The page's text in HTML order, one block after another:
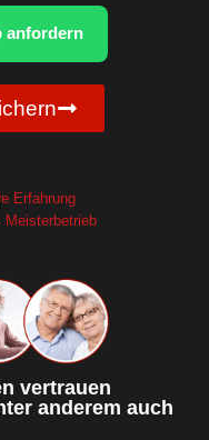
anfordern
Erfahrung
Meisterbetrieb
vertrauen
anderem auch